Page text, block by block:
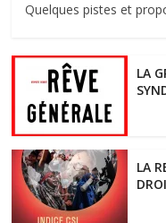
Quelques pistes et
LA
LA